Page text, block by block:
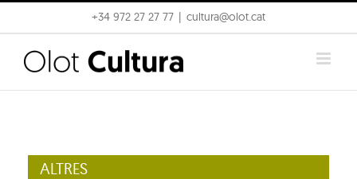
to
content
+34 972 27 27 77 cultura@olot.cat
ALTRES